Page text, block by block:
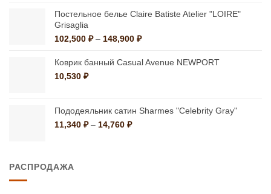
48,000 ₽
82,900 ₽
Постельное белье Claire Batiste Atelier "LOIRE"
Grisaglia
102,500 ₽ – 148,900 ₽Диапазон
102,500 ₽
Коврик банный Casual Avenue NEWPORT
10,530 ₽
Пододеяльник сатин Sharmes "Celebrity Gray"
11,340 ₽ – 14,760 ₽Диапазон
РАСПРОДАЖА